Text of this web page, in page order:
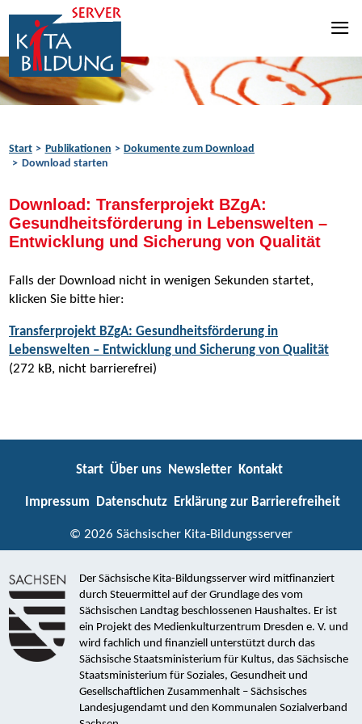
Zum Inhalt springen
Zur Navigation springen
Zum Fußbereich springen
Start Publikationen
Dokumente zum Download
Download starten
Download: Transferprojekt BZgA:
Gesundheitsförderung in Lebenswelten –
Entwicklung und Sicherung von Qualität
Falls der Download nicht in wenigen Sekunden startet,
klicken Sie bitte hier:
Transferprojekt BZgA: Gesundheitsförderung in
Lebenswelten – Entwicklung und Sicherung von Qualität
(272 kB, nicht barrierefrei)
Start Über uns Newsletter Kontakt
Impressum Datenschutz Erklärung zur Barrierefreiheit
© 2026 Sächsischer Kita-Bildungsserver
Der Sächsische Kita-Bildungsserver wird mitfinanziert
durch Steuermittel auf der Grundlage des vom
Sächsischen Landtag beschlossenen Haushaltes. Er ist
ein Projekt des Medienkulturzentrum Dresden e. V. und
wird fachlich und finanziell unterstützt durch das
Sächsische Staatsministerium für Kultus, das Sächsische
Staatsministerium für Soziales, Gesundheit und
Gesellschaftlichen Zusammenhalt – Sächsisches
Landesjugendamt und den Kommunalen Sozialverband